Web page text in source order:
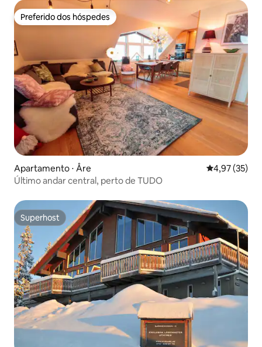
Preferido dos hóspedes
Preferido dos hóspedes
Apartamento ⋅ Åre 4,97 de uma
4,97 (35)
Último andar central, perto de TUDO
Superhost
Superhost